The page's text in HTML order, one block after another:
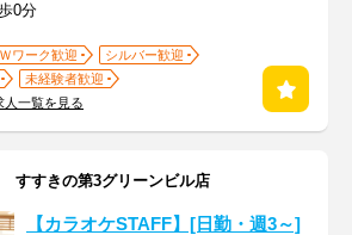
0分
ワーク歓迎
シルバー歓迎
未経験者歓迎
人一覧を見る
すすきの第3グリーンビル店
【カラオケSTAFF】[日勤・週3～]